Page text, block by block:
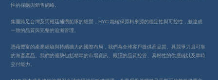
性的採購與銷售網絡。
集團跨足台灣及阿根廷捕撈船隊的經營，HYC 能確保原料來源的穩定性與可控性，並達成
一致的品質與完整的追溯管理。
憑藉豐富的產業經驗與持續擴大的國際布局，我們為全球客戶提供高品質、具競爭力且可靠
的海產產品。我們的優勢包括精準的市場資訊、嚴謹的品質控管、具韌性的供應鏈以及準時
交付能力。